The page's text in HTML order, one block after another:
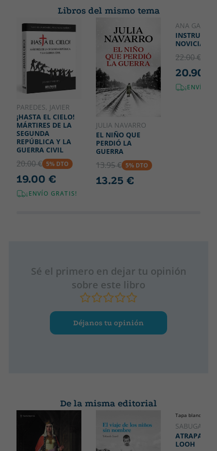
propuesta para interpretar el contenido de las imágenes,
subconsciente, de la religión y de la tradición social y
cultural que jalonan el curso de la historia.
Libros del mismo tema
PAREDES, JAVIER
¡HASTA EL CIELO!
MÁRTIRES DE LA
SEGUNDA
REPÚBLICA Y LA
GUERRA CIVIL
20.00 € 5% DTO
19.00 €
¡ENVÍO GRATIS!
JULIA NAVARRO
EL NIÑO QUE
PERDIÓ LA
GUERRA
13.95 € 5% DTO
13.25 €
ANA
NOVICIAS
22.00 €
20.90 €
¡ENVÍO
Sé el primero en dejar tu opinión
sobre este libro
Déjanos tu opinión
De la misma editorial
Tapa blanda o
SABUGAL,
LOOH